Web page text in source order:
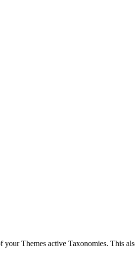
Themes active Taxonomies. This